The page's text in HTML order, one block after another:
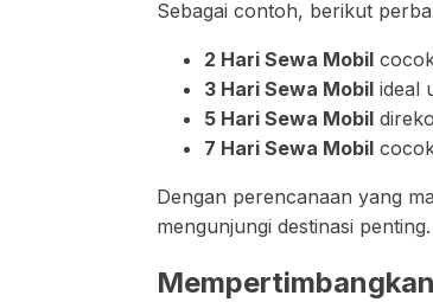
Sebagai contoh, berikut
2 Hari Sewa Mobil
3 Hari Sewa Mobil ideal
5 Hari Sewa Mobil
7 Hari Sewa Mobil
Dengan perencanaan yang
mengunjungi destinasi penting.